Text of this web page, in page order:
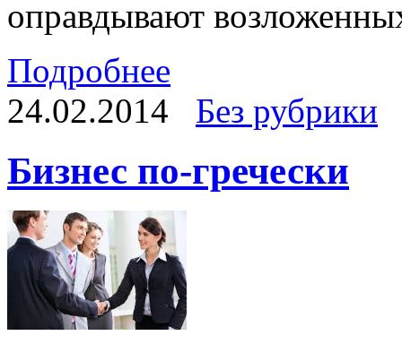
оправдывают
Подробнее
24.02.2014
Без рубрики
Бизнес по-гречески